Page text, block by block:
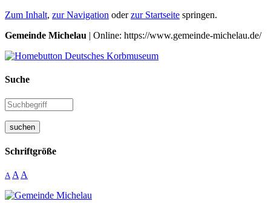
Zum Inhalt, zur Navigation oderzur Startseite springen.
Gemeinde Michelau | Online: https://www.gemeinde-michelau.de/
Suche
suchen
Schriftgröße
A A A